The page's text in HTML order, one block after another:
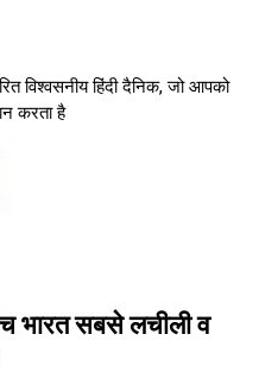
विश्वसनीय हिंदी दैनिक, जो आपको
करता है
भारत सबसे लचीली व